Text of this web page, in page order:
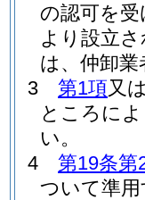
の認可を
より設立
は、仲卸
3
第1項又
ところに
い。
4
第19条第
ついて準